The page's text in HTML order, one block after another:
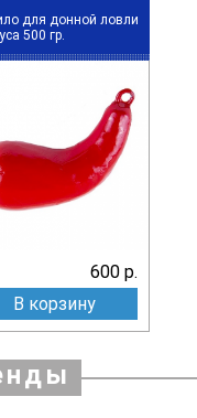
для донной ловли
500 гр.
600 р.
В корзину